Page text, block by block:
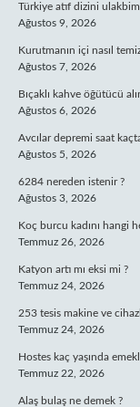
Türkiye atıf dizini
Ağustos 9, 2026
Kurutmanın içi nasıl
Ağustos 7, 2026
Bıçaklı kahve öğütücü
Ağustos 6, 2026
Avcılar depremi saat
Ağustos 5, 2026
6284 nereden istenir ?
Ağustos 3, 2026
Koç burcu kadını hangi
Temmuz 26, 2026
Katyon artı mı eksi mi ?
Temmuz 24, 2026
253 tesis makine ve
Temmuz 24, 2026
Hostes kaç yaşında
Temmuz 22, 2026
Alaş bulaş ne demek ?